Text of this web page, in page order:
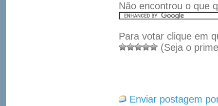
Não encontrou o que
Para votar clique em
(Seja o
Enviar postagem